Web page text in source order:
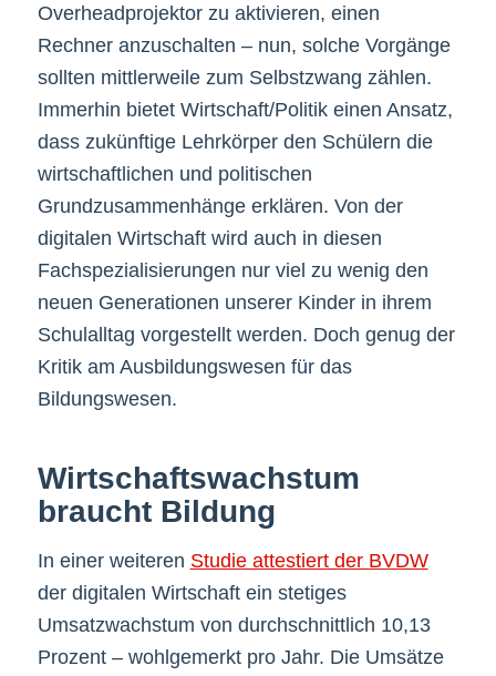
Overheadprojektor zu aktivieren, einen
Rechner anzuschalten – nun, solche Vorgänge
sollten mittlerweile zum Selbstzwang zählen.
Immerhin bietet Wirtschaft/Politik einen Ansatz,
dass zukünftige Lehrkörper den Schülern die
wirtschaftlichen und politischen
Grundzusammenhänge erklären. Von der
digitalen Wirtschaft wird auch in diesen
Fachspezialisierungen nur viel zu wenig den
neuen Generationen unserer Kinder in ihrem
Schulalltag vorgestellt werden. Doch genug der
Kritik am Ausbildungswesen für das
Bildungswesen.
Wirtschaftswachstum
braucht Bildung
In einer weiteren Studie attestiert der BVDW
der digitalen Wirtschaft ein stetiges
Umsatzwachstum von durchschnittlich 10,13
Prozent – wohlgemerkt pro Jahr. Die Umsätze